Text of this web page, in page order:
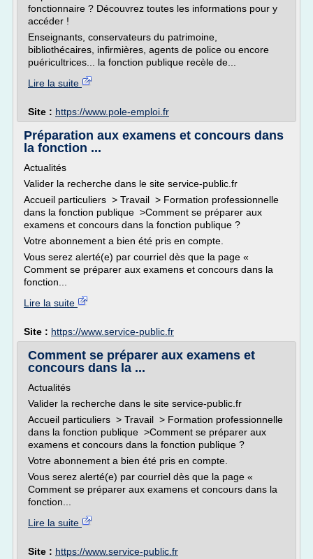
fonctionnaire ? Découvrez toutes les informations pour y
accéder !
Enseignants, conservateurs du patrimoine,
bibliothécaires, infirmières, agents de police ou encore
puéricultrices... la fonction publique recèle de...
Lire la suite
Site : https://www.pole-emploi.fr
Préparation aux examens et concours dans
la fonction ...
Actualités
Valider la recherche dans le site service-public.fr
Accueil particuliers > Travail > Formation professionnelle
dans la fonction publique >Comment se préparer aux
examens et concours dans la fonction publique ?
Votre abonnement a bien été pris en compte.
Vous serez alerté(e) par courriel dès que la page «
Comment se préparer aux examens et concours dans la
fonction...
Lire la suite
Site : https://www.service-public.fr
Comment se préparer aux examens et
concours dans la ...
Actualités
Valider la recherche dans le site service-public.fr
Accueil particuliers > Travail > Formation professionnelle
dans la fonction publique >Comment se préparer aux
examens et concours dans la fonction publique ?
Votre abonnement a bien été pris en compte.
Vous serez alerté(e) par courriel dès que la page «
Comment se préparer aux examens et concours dans la
fonction...
Lire la suite
Site : https://www.service-public.fr